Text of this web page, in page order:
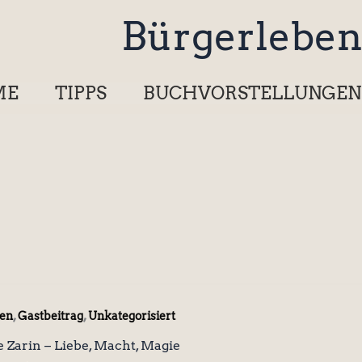
Bürgerleben
TIPPS BUCHVORSTELLUNGEN
,Gastbeitrag,Unkategorisiert
Zarin – Liebe, Macht, Magie